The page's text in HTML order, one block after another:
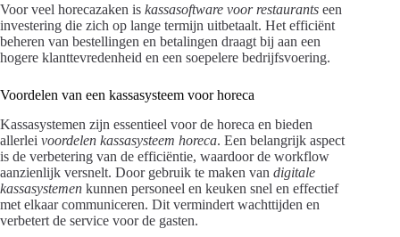
Voor veel horecazaken is kassasoftware voor restaurants een
investering die zich op lange termijn uitbetaalt. Het efficiënt
beheren van bestellingen en betalingen draagt bij aan een
hogere klanttevredenheid en een soepelere bedrijfsvoering.
Voordelen van een kassasysteem voor horeca
Kassasystemen zijn essentieel voor de horeca en bieden
allerlei voordelen kassasysteem horeca. Een belangrijk aspect
is de verbetering van de efficiëntie, waardoor de workflow
aanzienlijk versnelt. Door gebruik te maken van digitale
kassasystemen kunnen personeel en keuken snel en effectief
met elkaar communiceren. Dit vermindert wachttijden en
verbetert de service voor de gasten.